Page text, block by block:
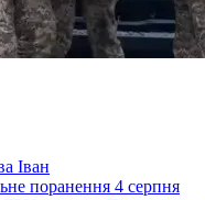
Іван
поранення 4 серпня